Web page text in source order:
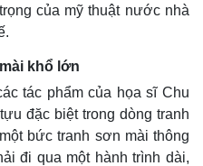
của mỹ thuật nước nhà
khổ lớn
tác phẩm của họa sĩ Chu
đặc biệt trong dòng tranh
bức tranh sơn mài thông
đi qua một hành trình dài,